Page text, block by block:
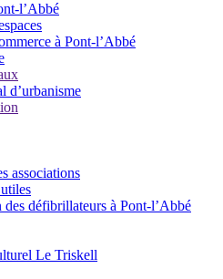
l’Abbé
à Pont-l’Abbé
d’urbanisme
associations
défibrillateurs à Pont-l’Abbé
Le Triskell